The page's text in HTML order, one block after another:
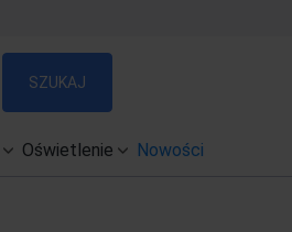
SZUKAJ
Oświetlenie Nowości